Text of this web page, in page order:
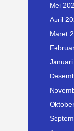
Mei
April
Maret